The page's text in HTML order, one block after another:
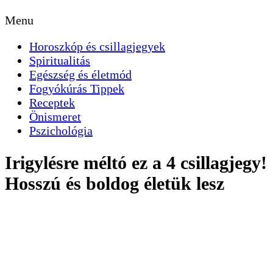
Menu
Horoszkóp és csillagjegyek
Spiritualitás
Egészség és életmód
Fogyókúrás Tippek
Receptek
Önismeret
Pszichológia
Irigylésre méltó ez a 4 csillagjegy!
Hosszú és boldog életük lesz